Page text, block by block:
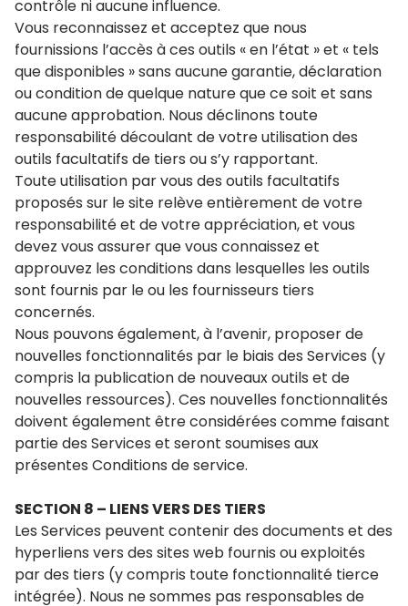
contrôle ni aucune influence.
Vous reconnaissez et acceptez que nous
fournissions l’accès à ces outils « en l’état » et « tels
que disponibles » sans aucune garantie, déclaration
ou condition de quelque nature que ce soit et sans
aucune approbation. Nous déclinons toute
responsabilité découlant de votre utilisation des
outils facultatifs de tiers ou s’y rapportant.
Toute utilisation par vous des outils facultatifs
proposés sur le site relève entièrement de votre
responsabilité et de votre appréciation, et vous
devez vous assurer que vous connaissez et
approuvez les conditions dans lesquelles les outils
sont fournis par le ou les fournisseurs tiers
concernés.
Nous pouvons également, à l’avenir, proposer de
nouvelles fonctionnalités par le biais des Services (y
compris la publication de nouveaux outils et de
nouvelles ressources). Ces nouvelles fonctionnalités
doivent également être considérées comme faisant
partie des Services et seront soumises aux
présentes Conditions de service.
SECTION 8 – LIENS VERS DES TIERS
Les Services peuvent contenir des documents et des
hyperliens vers des sites web fournis ou exploités
par des tiers (y compris toute fonctionnalité tierce
intégrée). Nous ne sommes pas responsables de